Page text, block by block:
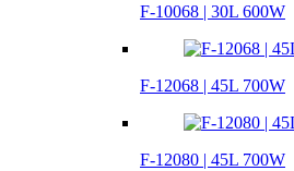
F-10068 | 30L 600W
F-12068 | 45L 700W
F-12080 | 45L 700W